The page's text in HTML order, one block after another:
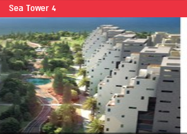
Sea Tower 4